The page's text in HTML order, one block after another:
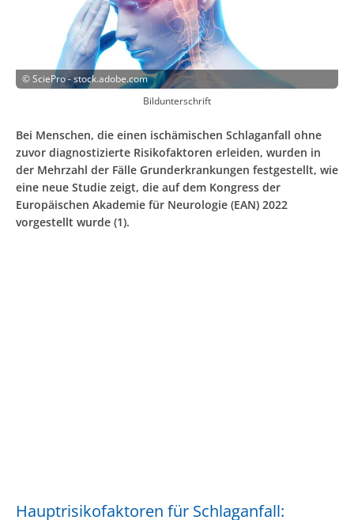
©SciePro - stock.adobe.com
Bildunterschrift
Bei Menschen, die einen ischämischen Schlaganfall ohne
zuvor diagnostizierte Risikofaktoren erleiden, wurden in
der Mehrzahl der Fälle Grunderkrankungen festgestellt, wie
eine neue Studie zeigt, die auf dem Kongress der
Europäischen Akademie für Neurologie (EAN) 2022
vorgestellt wurde (1).
Hauptrisikofaktoren für Schlaganfall: